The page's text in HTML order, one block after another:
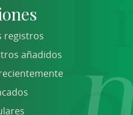
registros
añadidos